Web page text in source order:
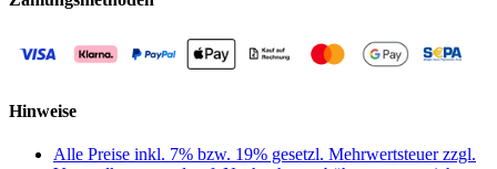
Hinweise
Alle Preise inkl. 7% bzw. 19% gesetzl. Mehrwertsteuer zzgl.